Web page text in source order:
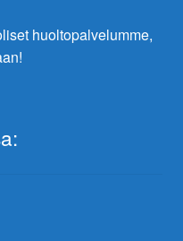
huoltopalvelumme,